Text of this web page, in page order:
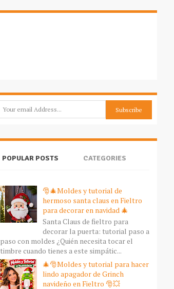
POPULAR POSTS CATEGORIES
🎅🎄Moldes y tutorial de
hermoso santa claus en Fieltro
para decorar en navidad 🎄
Santa Claus de fieltro para
decorar la puerta: tutorial paso a
paso con moldes ¿Quién necesita tocar el
timbre cuando tienes a este simpátic...
🎄🎅Moldes y tutorial para hacer
lindo apagador de Grinch
navideño en Fieltro 🎅💥